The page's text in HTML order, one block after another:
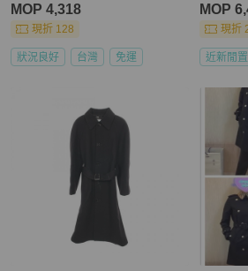
MOP 4,318
現折 128
狀況良好 台灣 免運
MOP
現折
近新閒